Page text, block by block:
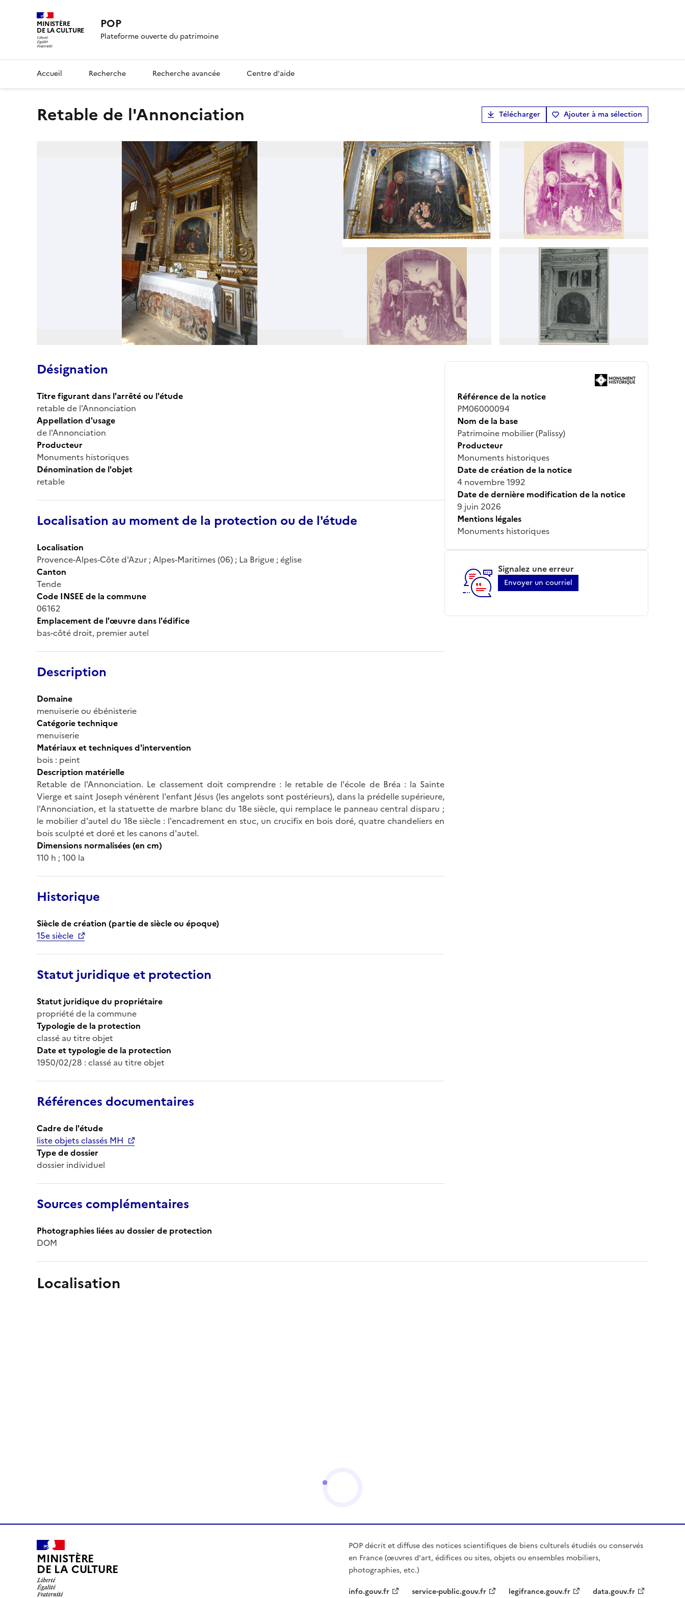
MINISTÈRE
DE LA CULTURE POP
Plateforme ouverte du patrimoine
Accueil Recherche Recherche avancée Centre d'aide
retable de l'Annonciation Télécharger Ajouter à ma sélection
Désignation
Titre figurant dans l'arrêté ou l'étude
retable de l'Annonciation
Appellation d'usage
de l'Annonciation
Producteur
Monuments historiques
Dénomination de l'objet
retable
Localisation au moment de la protection ou de l'étude
Localisation
Provence-Alpes-Côte d'Azur ; Alpes-Maritimes (06) ; La Brigue ; église
Canton
Tende
Code INSEE de la commune
06162
Emplacement de l'œuvre dans l'édifice
bas-côté droit, premier autel
Description
Domaine
menuiserie ou ébénisterie
Catégorie technique
menuiserie
Matériaux et techniques d'intervention
bois : peint
Description matérielle
Retable de l'Annonciation. Le classement doit comprendre : le retable de l'école de Bréa : la Sainte
Vierge et saint Joseph vénèrent l'enfant Jésus (les angelots sont postérieurs), dans la prédelle supérieure,
l'Annonciation, et la statuette de marbre blanc du 18e siècle, qui remplace le panneau central disparu ;
le mobilier d'autel du 18e siècle : l'encadrement en stuc, un crucifix en bois doré, quatre chandeliers en
bois sculpté et doré et les canons d'autel.
Dimensions normalisées (en cm)
110 h ; 100 la
Historique
Siècle de création (partie de siècle ou époque)
15e siècle
Statut juridique et protection
Statut juridique du propriétaire
propriété de la commune
Typologie de la protection
classé au titre objet
Date et typologie de la protection
1950/02/28 : classé au titre objet
Références documentaires
Cadre de l'étude
liste objets classés MH
Type de dossier
dossier individuel
Sources complémentaires
Photographies liées au dossier de protection
DOM
Référence de la notice
PM06000094
Nom de la base
Patrimoine mobilier (Palissy)
Producteur
Monuments historiques
Date de création de la notice
4 novembre 1992
Date de dernière modification de la notice
9 juin 2026
Mentions légales
Monuments historiques
Signalez une erreur
Envoyer un courriel
Localisation
MINISTÈRE
DE LA CULTURE
POP décrit et diffuse des notices scientifiques de biens culturels étudiés ou conservés
en France (œuvres d'art, édifices ou sites, objets ou ensembles mobiliers,
photographies, etc.)
info.gouv.fr
service-public.gouv.fr legifrance.gouv.fr data.gouv.fr